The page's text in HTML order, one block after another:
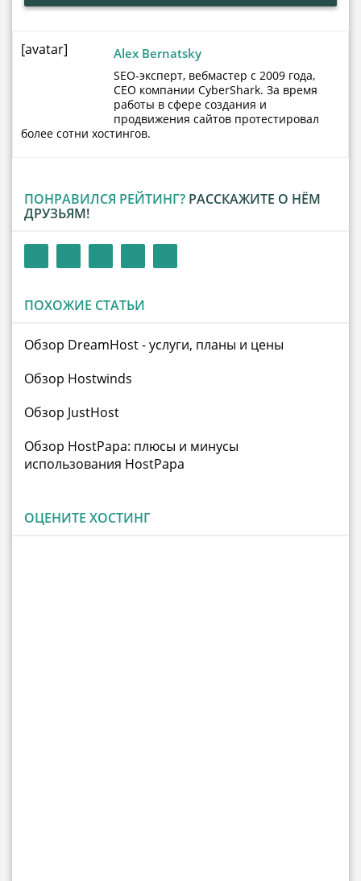
[avatar] Alex Bernatsky
SEO-эксперт, вебмастер с 2009 года,
CEO компании CyberShark. За время
работы в сфере создания и
продвижения сайтов протестировал
более сотни хостингов.
ПОНРАВИЛСЯ РЕЙТИНГ? РАССКАЖИТЕ О НЁМ
ДРУЗЬЯМ!
ПОХОЖИЕ СТАТЬИ
Обзор DreamHost - услуги, планы и цены
Обзор Hostwinds
Обзор JustHost
Обзор HostPapa: плюсы и минусы
использования HostPapa
ОЦЕНИТЕ ХОСТИНГ